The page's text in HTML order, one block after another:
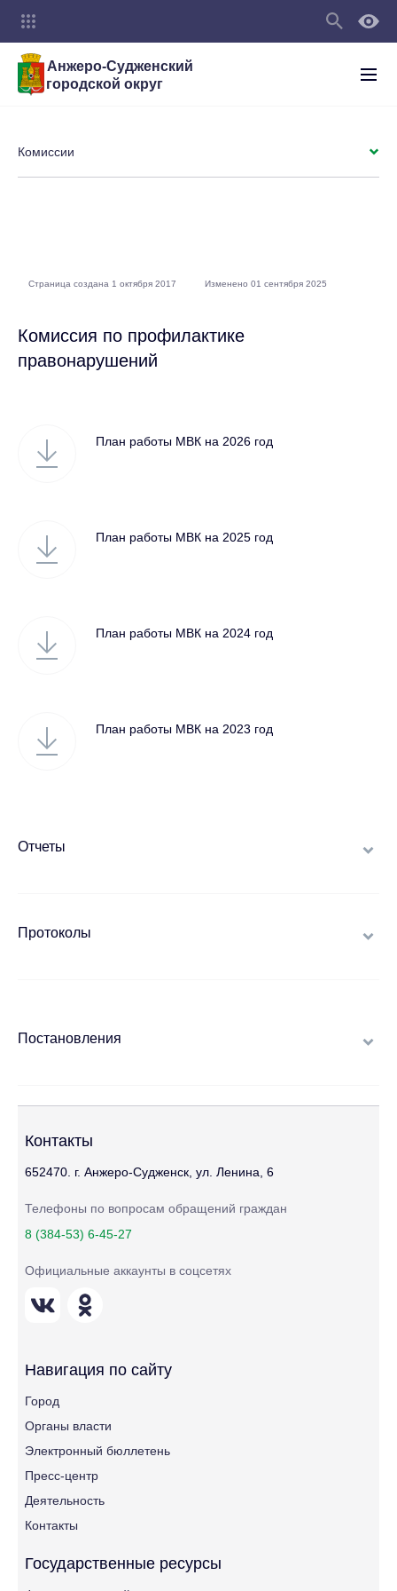
Анжеро-Судженский
городской округ
Комиссия по профилактике
правонарушений
План работы МВК на 2026 год
План работы МВК на 2025 год
План работы МВК на 2024 год
План работы МВК на 2023 год
Отчеты
Протоколы
Постановления
Комиссии
Страница создана 1 октября 2017 Изменено 01 сентября 2025
Контакты
652470. г. Анжеро-Судженск, ул. Ленина, 6
Телефоны по вопросам обращений граждан
8 (384-53) 6-45-27
Официальные аккаунты в соцсетях
Навигация по сайту
Город
Органы власти
Электронный бюллетень
Пресс-центр
Деятельность
Контакты
Государственные ресурсы